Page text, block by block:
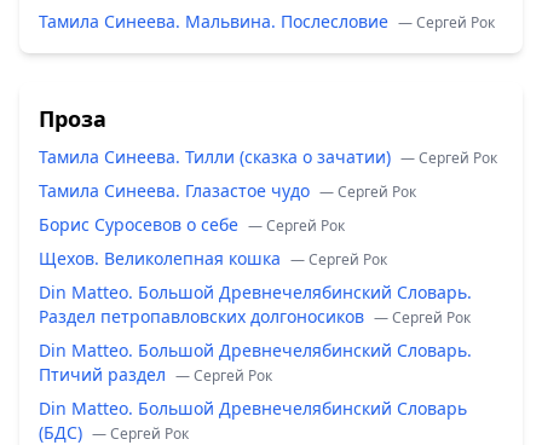
Тамила Синеева. Мальвина. Послесловие — Сергей Рок
Проза
Тамила Синеева. Тилли (сказка о зачатии) — Сергей Рок
Тамила Синеева. Глазастое чудо — Сергей Рок
Борис Суросевов о себе — Сергей Рок
Щехов. Великолепная кошка — Сергей Рок
Din Matteo. Большой Древнечелябинский Словарь.
Раздел петропавловских долгоносиков — Сергей Рок
Din Matteo. Большой Древнечелябинский Словарь.
Птичий раздел — Сергей Рок
Din Matteo. Большой Древнечелябинский Словарь
(БДС) — Сергей Рок